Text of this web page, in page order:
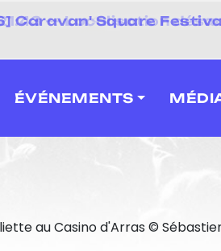
Caravan' Square
ÉVÉNEMENTS